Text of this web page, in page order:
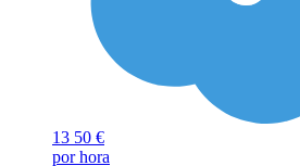
13 50 €
por hora